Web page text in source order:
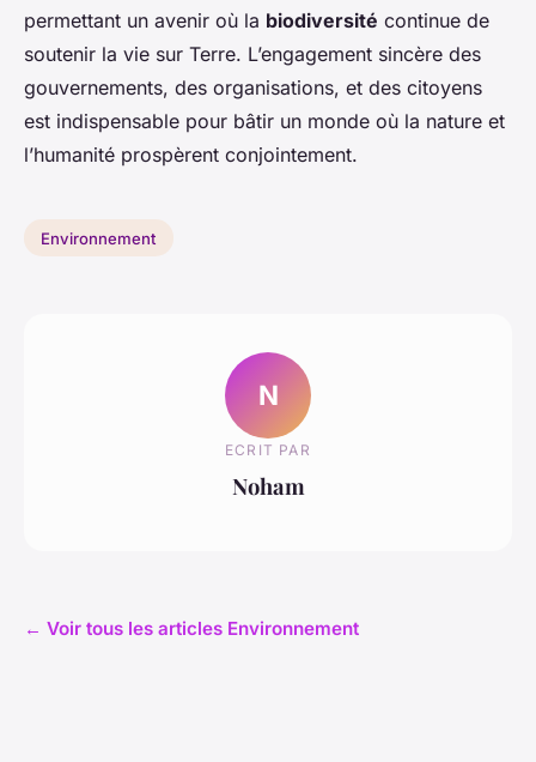
permettant un avenir où la biodiversité continue de
soutenir la vie sur Terre. L’engagement sincère des
gouvernements, des organisations, et des citoyens
est indispensable pour bâtir un monde où la nature et
l’humanité prospèrent conjointement.
Environnement
N
ECRIT PAR
Noham
← Voir tous les articles Environnement